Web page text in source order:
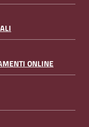
ONLINE